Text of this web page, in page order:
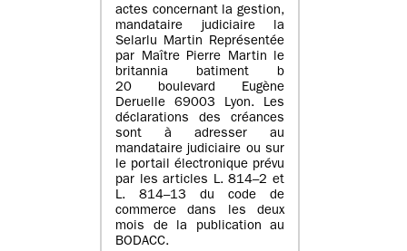
actes concernant la gestion,
mandataire judiciaire la
Selarlu Martin Représentée
par Maître Pierre Martin le
britannia batiment b
20 boulevard Eugène
Deruelle 69003 Lyon. Les
déclarations des créances
sont à adresser au
mandataire judiciaire ou sur
le portail électronique prévu
par les articles L. 814–2 et
L. 814–13 du code de
commerce dans les deux
mois de la publication au
BODACC.